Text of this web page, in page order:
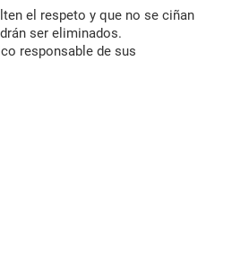
el respeto y que no se ciñan
ser eliminados.
responsable de sus